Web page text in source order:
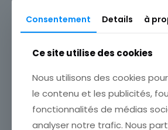
CARTE POSTALE LE PUY VUE
MERIDIONALE PRISE SUR LA
Consentement Details à
Ce site utilise des cookies
Nous utilisons des cookies
le contenu et les publicités,
fonctionnalités de médias
analyser notre trafic. Nous